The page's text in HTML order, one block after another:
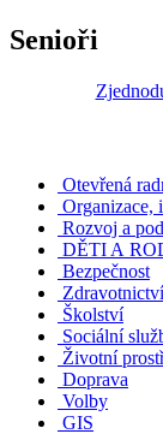
Senioři
Otevřená
Organizace,
Rozvoj a
DĚTI A
Bezpečnost
Zdravotnictví
Školství
Sociální
Životní
Doprava
Volby
GIS